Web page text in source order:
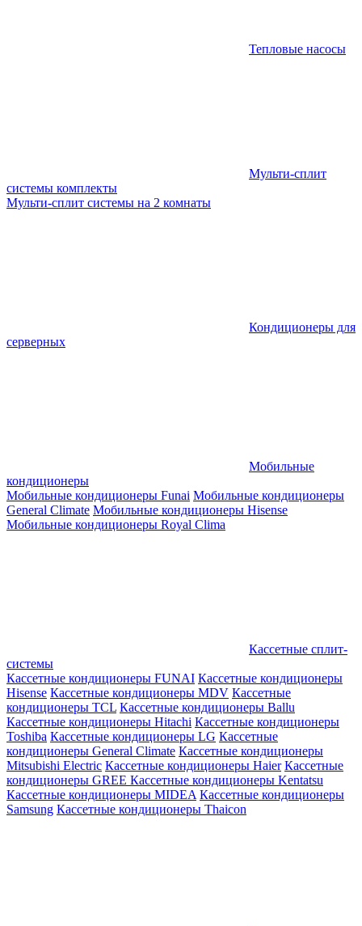
Тепловые насосы
Мульти-сплит
системы комплекты
Мульти-сплит системы на 2 комнаты
Кондиционеры для
серверных
Мобильные
кондиционеры
Мобильные кондиционеры Funai Мобильные кондиционеры
General Climate Мобильные кондиционеры Hisense
Мобильные кондиционеры Royal Clima
Кассетные сплит-
системы
Кассетные кондиционеры FUNAI Кассетные кондиционеры
Hisense Кассетные кондиционеры MDV Кассетные
кондиционеры TCL Кассетные кондиционеры Ballu
Кассетные кондиционеры Hitachi Кассетные кондиционеры
Toshiba Кассетные кондиционеры LG Кассетные
кондиционеры General Climate Кассетные кондиционеры
Mitsubishi Electric Кассетные кондиционеры Haier Кассетные
кондиционеры GREE Кассетные кондиционеры Kentatsu
Кассетные кондиционеры MIDEA Кассетные кондиционеры
Samsung Кассетные кондиционеры Thaicon